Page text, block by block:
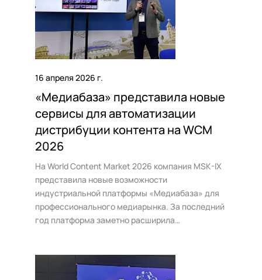
16 апреля 2026 г.
«Медиабаза» представила новые
сервисы для автоматизации
дистрибуции контента на WCM
2026
На World Content Market 2026 компания MSK-IX
представила новые возможности
индустриальной платформы «Медиабаза» для
профессионального медиарынка. За последний
год платформа заметно расширила
облачные инструменты защищенной работы с
файлами и ИИ-сервисы для подготовки